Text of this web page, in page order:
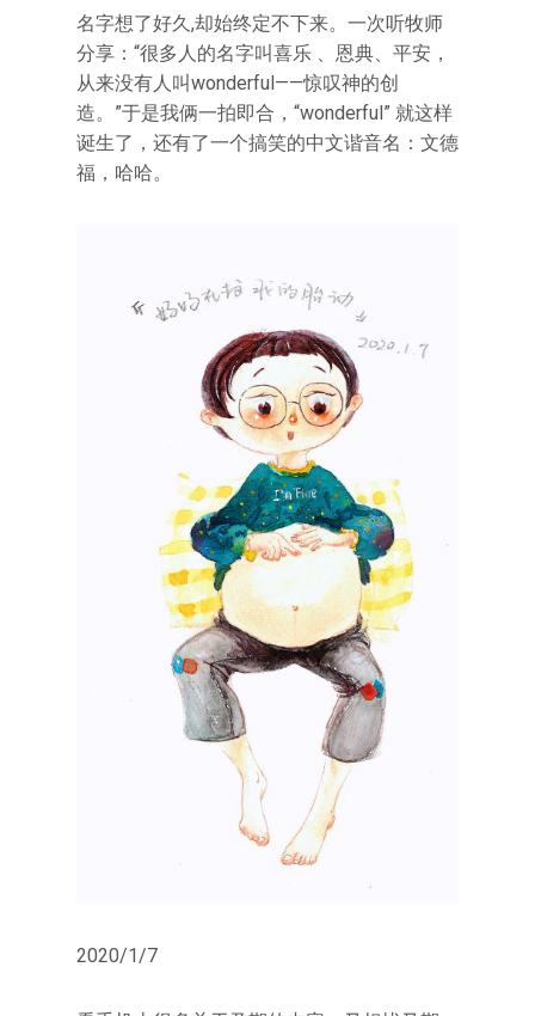
名字想了好久,却始终定不下来。一次听牧师
分享：“很多人的名字叫喜乐 、恩典、平安，
从来没有人叫wonderful——惊叹神的创
造。”于是我俩一拍即合，“wonderful” 就这样
诞生了，还有了一个搞笑的中文谐音名：文德
福，哈哈。
2020/1/7